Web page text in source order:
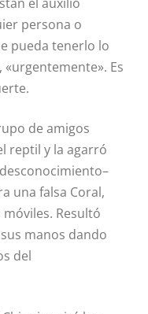
persona o
pueda tenerlo lo
Es
de amigos
reptil y la agarró
una falsa Coral,
Resultó
manos dando
del